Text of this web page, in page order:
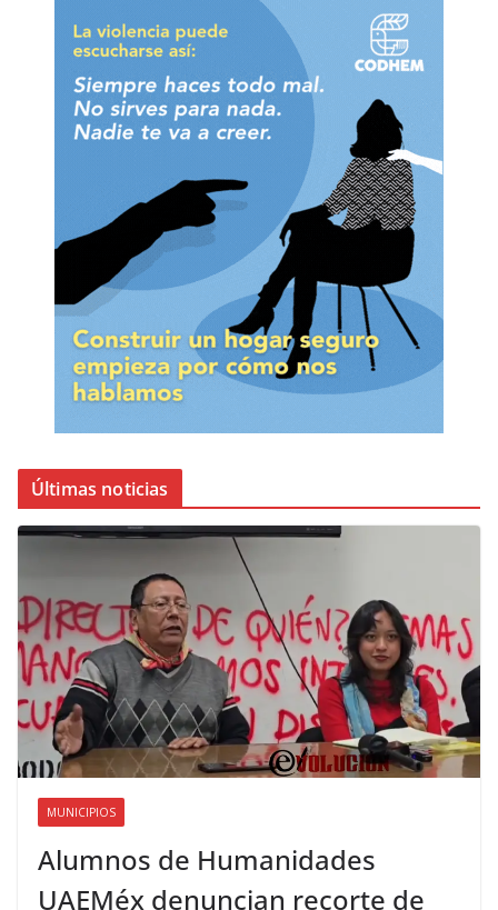
Últimas noticias
MUNICIPIOS
Alumnos de Humanidades
UAEMéx denuncian recorte de